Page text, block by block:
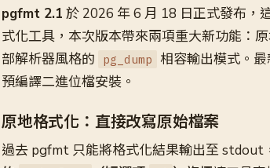
pgfmt 2.1 於 2026 年 6 月 18 日正式發布，
式化工具，本次版本帶來兩項重大新功能：
部解析器風格的
pg_dump 相容輸出模式。
預編譯二進位檔安裝。
原地格式化：直接改寫原始檔案
過去 pgfmt 只能將格式化結果輸出至 stdout